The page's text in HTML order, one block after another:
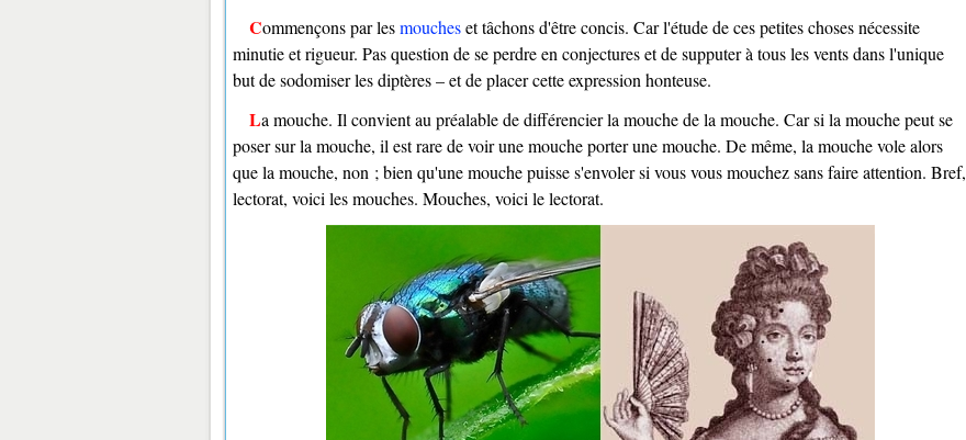
Commençons par lesmoucheset tâchons d'être concis. Car l'étude de ces petites choses nécessite
minutie et rigueur. Pas question de se perdre en conjectures et de supputer à tous les vents dans l'unique
but de sodomiser les diptères – et de placer cette expression honteuse.
La mouche. Il convient au préalable de différencier la mouche de la mouche. Car si la mouche peut se
poser sur la mouche, il est rare de voir une mouche porter une mouche. De même, la mouche vole alors
que la mouche, non ; bien qu'une mouche puisse s'envoler si vous vous mouchez sans faire attention. Bref,
lectorat, voici les mouches. Mouches, voici le lectorat.